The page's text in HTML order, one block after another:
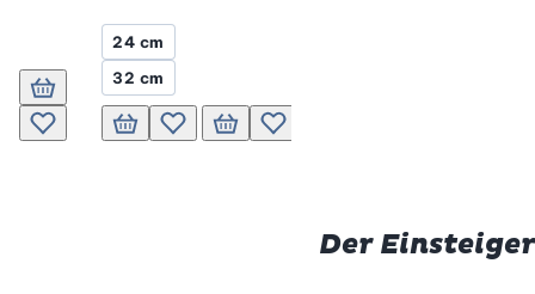
In den Warenkorb
Zur Wunschliste hinzufügen
24 cm
32 cm
In den Warenkorb
Zur Wunschliste hinzufügen
In den Warenkorb
Zur Wunschliste hinzufügen
Der Einsteiger